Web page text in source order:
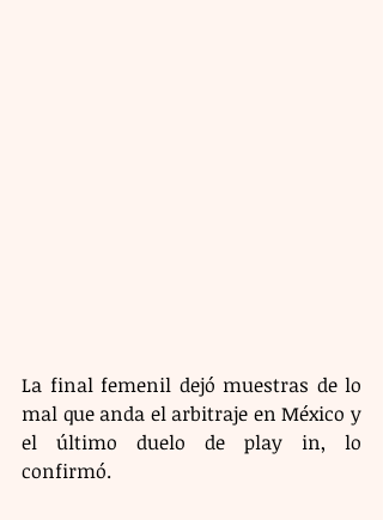
La final femenil dejó muestras de lo
mal que anda el arbitraje en México y
el último duelo de play in, lo
confirmó.